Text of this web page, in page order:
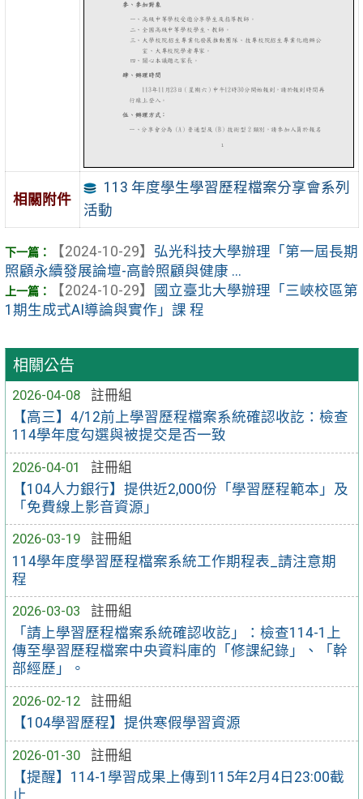
相關公告
2026-04-08
註冊組
【高三】4/12前上學習歷程檔案系統確認收訖：檢查
114學年度勾選與被提交是否一致
2026-04-01
註冊組
【104人力銀行】提供近2,000份「學習歷程範本」及
「免費線上影音資源」
2026-03-19
註冊組
114學年度學習歷程檔案系統工作期程表_請注意期
程
2026-03-03
註冊組
「請上學習歷程檔案系統確認收訖」：檢查114-1上
傳至學習歷程檔案中央資料庫的「修課紀錄」、「幹
部經歷」。
2026-02-12
註冊組
【104學習歷程】提供寒假學習資源
2026-01-30
註冊組
【提醒】114-1學習成果上傳到115年2月4日23:00截
止
相關附件
113 年度學生學習歷程檔案分享會系列
活動
【2024-10-29】 弘光科技大學辦理「第一屆長期
照顧永續發展論壇-高齡照顧與健康 ...
【2024-10-29】
國立臺北大學辦理「三峽校區第
1期生成式AI導論與實作」課 程